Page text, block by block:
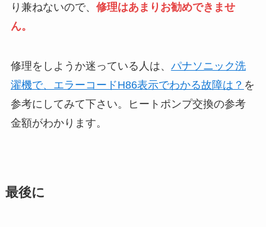
り兼ねないので、 修理はあまりお勧めできませ
ん。
修理をしようか迷っている人は、 パナソニック洗
濯機で、エラーコードH86表示でわかる故障は？ を
参考にしてみて下さい。ヒートポンプ交換の参考
金額がわかります。
最後に